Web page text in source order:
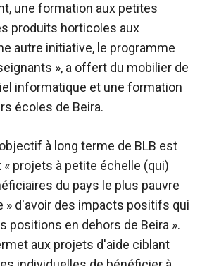
une formation aux petites
produits horticoles aux
autre initiative, le programme
», a offert du mobilier de
informatique et une formation
écoles de Beira.
à long terme de BLB est
projets à petite échelle (qui)
du pays le plus pauvre
» d'avoir des impacts positifs qui
positions en dehors de Beira ».
aux projets d'aide ciblant